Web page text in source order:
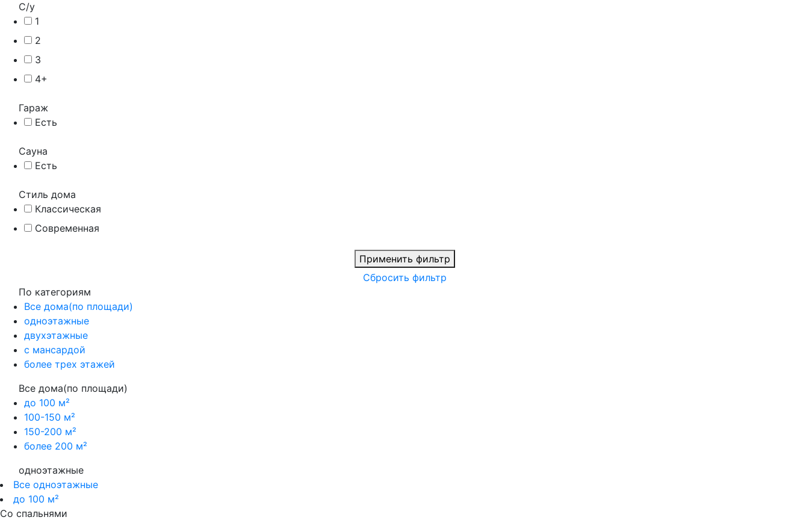
С/у
1
2
3
4+
Гараж
Есть
Сауна
Есть
Стиль дома
Классическая
Современная
Применить фильтр
Сбросить фильтр
По категориям
Все дома(по площади)
одноэтажные
двухэтажные
с мансардой
более трех этажей
Все дома(по площади)
до 100 м²
100-150 м²
150-200 м²
более 200 м²
одноэтажные
Все одноэтажные
до 100 м²
Со спальнями